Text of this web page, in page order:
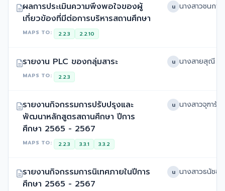
ผลการประเมินความพึงพอใจของผู้
เกี่ยวข้องที่มีต่อการบริหารสถานศึกษา
MAPS TO: 2.2.3 2.2.10
น
รายงาน PLC ของกลุ่มสาระ
MAPS TO: 2.2.3
น
รายงานกิจกรรมการปรับปรุงและ
พัฒนาหลักสูตรสถานศึกษา ปีการ
ศึกษา 2565 - 2567
MAPS TO: 2.2.3 3.3.1 3.3.2
น
รายงานกิจกรรมการนิเทศภายในปีการ
ศึกษา 2565 - 2567
น